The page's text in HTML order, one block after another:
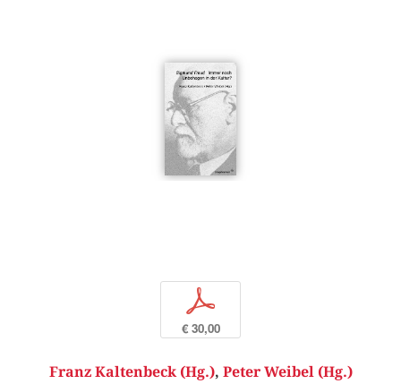
p
€ 30,00
Franz Kaltenbeck (Hg.), Peter Weibel (Hg.)